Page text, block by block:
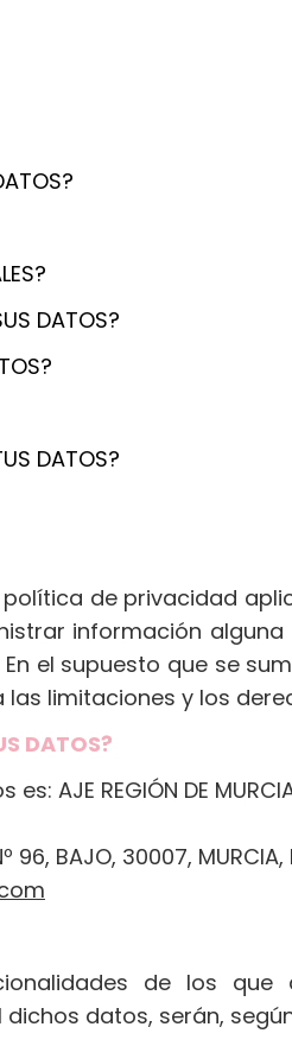
DATOS?
DATOS?
de privacidad
información
el supuesto que se
limitaciones y los
DATOS?
AJE REGIÓN DE
96, BAJO, 30007, MURCIA,
de los
datos, serán,